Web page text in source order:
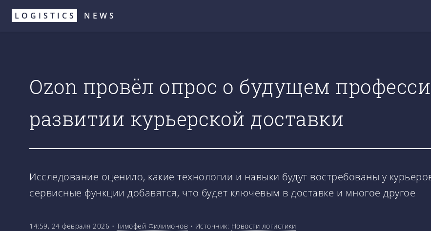
Перейти
LOGISTICS NEWS
Ozon провёл опрос о будущем
развитии курьерской доставки
Исследование оценило, какие технологии и навыки будут востребованы у
сервисные функции добавятся, что будет ключевым в доставке и многое другое
14:59, 24 февраля 2026 • Тимофей Филимонов • Источник: Новости логистики